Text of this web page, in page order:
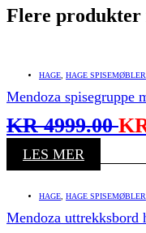
Flere produkter
HAGE HAGE SPISEMØBLER
Mendoza spisegruppe
KR4999.00
LES MER
HAGE HAGE SPISEMØBLER
Mendoza uttrekksbord